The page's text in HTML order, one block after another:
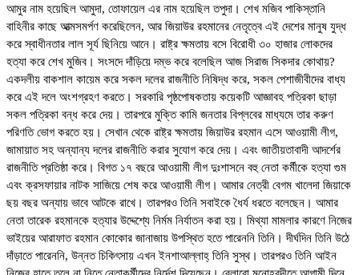
আমুর নাম হয়েছিল আমুদা, তোফায়েল এর নাম হয়েছিল তপুদা। শেখ মজিব পাকিস্তানি
বাহিনীর কাছে আত্মসমর্পণ করেছিলেন, আর জিয়াউর রহমানের নেতৃত্বে এই দেশের মানুষ যুদ্ধ
করে স্বাধীনতার লাল সূর্য ছিনিয়ে আনে। রাষ্ট্র ক্ষমতায় বসে বিরোধী ৩০ হাজার লোকদের
হত্যা করে শেখ মুজিব। সংসদে দাঁড়িয়ে দম্ভ করে বলেছিল আজ সিরাজ সিকদার কোথায়?
একদলীয় বাকশাল কায়েম করে সকল দলের রাজনীতি নিষিদ্ধ করে, সকল পেশাজীবীদের বাধ্য
করে এই দলে অংশগ্রহণ করতে। সরকারি পৃষ্ঠপোষকতায় কয়েকটি আজ্ঞাবহ পত্রিকা ছাড়া
সকল পত্রিকা বন্ধ করে দেয়। তারপরে মুক্তি কামি জনতার বিপ্লবের মাধ্যমে তার করুণ
পরিণতি ভোগ করতে হয়। সেখান থেকে রাষ্ট্র ক্ষমতায় জিয়াউর রহমান এসে আওয়ামী লীগ,
জামায়াত সহ অন্যান্য দলের রাজনীতি করার সুযোগ করে দেয়। এবং জাতীয়তাবাদী আদর্শের
রাজনীতি প্রতিষ্ঠা করে। বিগত ১৭ বছরে আওয়ামী লীগ দুঃশাসনে বহু নেতা কর্মীকে হত্যা গুম
এবং ক্রসফায়ার নাটক সাজিয়ে শেষ করে আওয়ামী লীগ। আমার নেত্রী বেগম খালেদা জিয়াকে
ছয় বছর অন্যায় ভাবে আটকে রাখে। তারপরও তিনি সবাইকে ধৈর্য ধরতে বলেছেন। আমার
নেতা তারেক রহমানকে হত্যার উদ্দেশ্যে নির্মম নির্যাতন করা হয়। মিথ্যা মামলার কারণে নিজের
ভাইয়ের আরাফাত রহমান কোকোর জানাজায় উপস্থিত হতে পারেননি তিনি। দীর্ঘদিন তিনি উঠে
দাঁড়াতে পারেননি, উন্নত চিকিৎসায় এখন ইনশাআল্লাহ্ তিনি সুস্থ। তারপরও তিনি আইন